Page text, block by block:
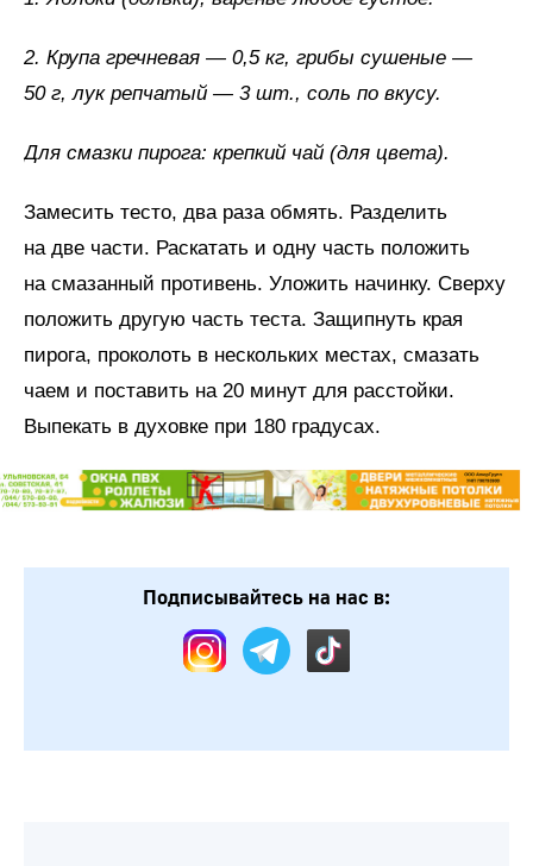
2. Крупа гречневая — 0,5 кг, грибы сушеные —
50 г, лук репчатый — 3 шт., соль по вкусу.
Для смазки пирога: крепкий чай (для цвета).
Замесить тесто, два раза обмять. Разделить
на две части. Раскатать и одну часть положить
на смазанный противень. Уложить начинку. Сверху
положить другую часть теста. Защипнуть края
пирога, проколоть в нескольких местах, смазать
чаем и поставить на 20 минут для расстойки.
Выпекать в духовке при 180 градусах.
Подписывайтесь на нас в: